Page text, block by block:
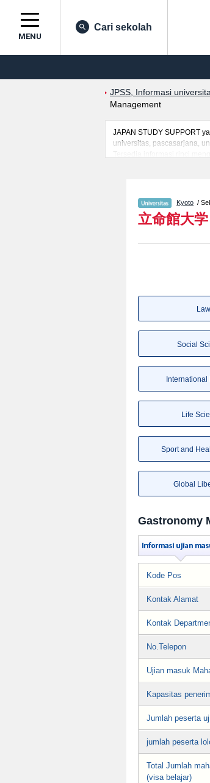
MENU
Cari sekolah
JPSS, Informasi
Management
JAPAN STUDY SUPPORT
universitas, pascasarjana,
Tersedia informasi rinci
and Health
mahasiswa(i)
kampus, akses jalan, dan
Kyoto /
立命館大学
Law
Social
Life
Sport and
Global
Gastronomy
Kode Pos
Kontak Alamat
Kontak
No.Telepon
Ujian masuk
Kapasitas
Jumlah peserta
jumlah peserta
Total Jumlah
(visa belajar)